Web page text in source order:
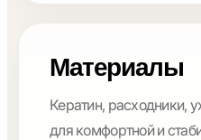
Материалы
Кератин, расходники,
для комфортной и